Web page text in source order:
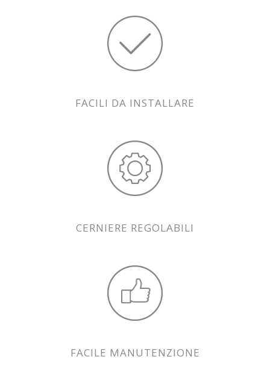
FACILI DA INSTALLARE
CERNIERE REGOLABILI
FACILE MANUTENZIONE